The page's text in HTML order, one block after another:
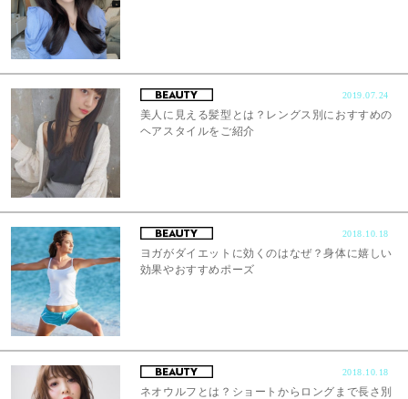
2019.07.24
美人に見える髪型とは？レングス別におすすめの
ヘアスタイルをご紹介
2018.10.18
ヨガがダイエットに効くのはなぜ？身体に嬉しい
効果やおすすめポーズ
2018.10.18
ネオウルフとは？ショートからロングまで長さ別